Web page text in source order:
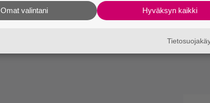
Hyväksyn kaikki
Omat valintani